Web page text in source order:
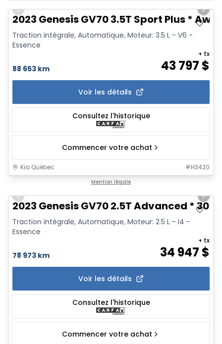
Previous slide
Next
2023 Genesis GV70 3.5T Sport Plus *
Traction intégrale, Automatique, Moteur: 3.5 L - V6 -
Essence
88 653 km 43 797 $
+ tx
Voir les détails
Consultez l'historique
Commencer votre achat
Kia Québec #H3420
Mention légale
Previous slide
Next
2023 Genesis GV70 2.5T Advanced *
Traction intégrale, Automatique, Moteur: 2.5 L - I4 -
Essence
78 973 km 34 947 $
+ tx
Voir les détails
Consultez l'historique
Commencer votre achat